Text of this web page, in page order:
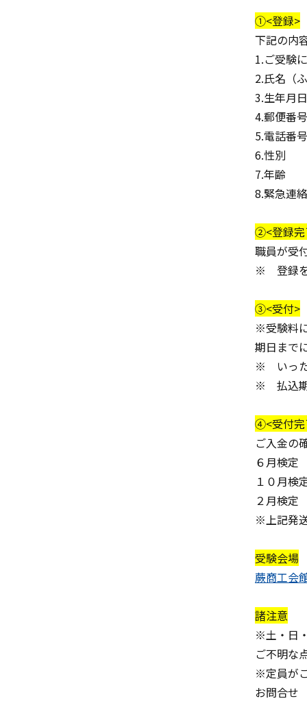
①<登録>
下記の内
1.ご受験
2.氏名（
3.生年月日
4.郵便番
5.電話番
6.性別
7.年齢
8.緊急連
②<登録完
職員が受
※ 登録を
③<受付>
※受験料
期日まで
※ いった
※ 払込期
④<受付完
ご入金の
６月検定
１０月検
２月検
※上記発
受験会場
蕨商工会
諸注意
※土・日
ご不明な
※定員が
お問合せ